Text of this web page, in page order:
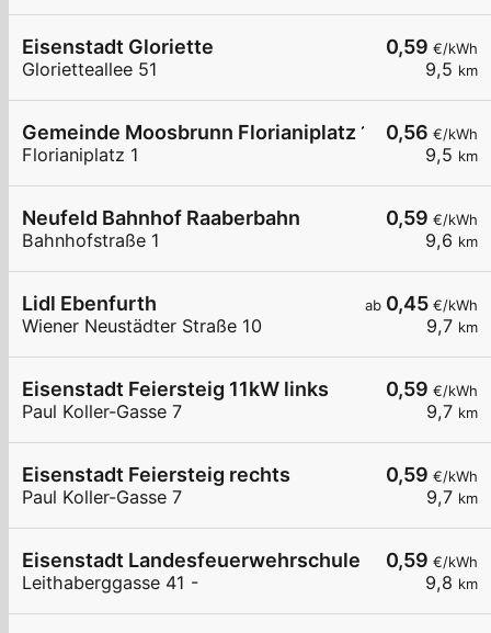
0,59 €/kWh
9,5 km
Eisenstadt Gloriette
Glorietteallee 51
0,56 €/kWh
9,5 km
Gemeinde Moosbrunn Florianiplatz 1
Florianiplatz 1
0,59 €/kWh
9,6 km
Neufeld Bahnhof Raaberbahn
Bahnhofstraße 1
ab 0,45 €/kWh
9,7 km
Lidl Ebenfurth
Wiener Neustädter Straße 10
0,59 €/kWh
9,7 km
Eisenstadt Feiersteig 11kW links
Paul Koller-Gasse 7
0,59 €/kWh
9,7 km
Eisenstadt Feiersteig rechts
Paul Koller-Gasse 7
0,59 €/kWh
9,8 km
Eisenstadt Landesfeuerwehrschule
Leithaberggasse 41 -